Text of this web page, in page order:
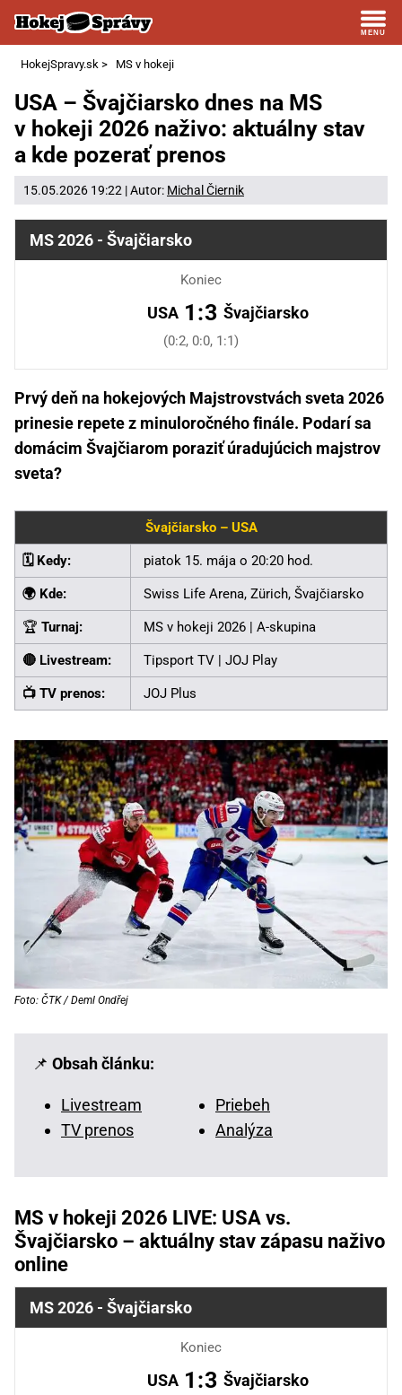
HokejSpravy.sk > MS v hokeji
USA – Švajčiarsko dnes na MS
v hokeji 2026 naživo: aktuálny stav
a kde pozerať prenos
15.05.2026 19:22 | Autor: Michal Čiernik
MS 2026 - Švajčiarsko
Koniec
USA 1:3 Švajčiarsko
(0:2, 0:0, 1:1)
Prvý deň na hokejových Majstrovstvách sveta 2026
prinesie repete z minuloročného finále. Podarí sa
domácim Švajčiarom poraziť úradujúcich majstrov
sveta?
Švajčiarsko – USA
🗓️ Kedy: piatok 15. mája o 20:20 hod.
🌍 Kde: Swiss Life Arena, Zürich, Švajčiarsko
🏆 Turnaj: MS v hokeji 2026 | A-skupina
🔴 Livestream: Tipsport TV | JOJ Play
📺 TV prenos: JOJ Plus
Foto: ČTK / Deml Ondřej
📌 Obsah článku:
Livestream
Priebeh
TV prenos
Analýza
MS v hokeji 2026 LIVE: USA vs.
Švajčiarsko – aktuálny stav zápasu naživo
online
MS 2026 - Švajčiarsko
Koniec
USA 1:3 Švajčiarsko